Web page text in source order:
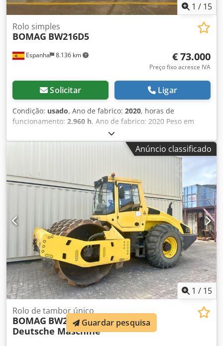
1 / 15
Espanha 8.136 km
Rolo simples
BOMAG BW216D5
€ 73.000
Preço fixo acresce IVA
Solicitar Ligar
Condição: usado, Ano de fabrico: 2020, horas de
funcionamento: 2.960 h, Ano de fabrico: 2020 Peso em
vazio: 16.000 kg Dimensões (C x L x A): 622 x 230 x 299 cm
Tipo de motor: Deutz DEUTZ TCD4.1 L-4 Cedpfx
Anúncio classificado
1 / 15
Rolo de tambor único
BOMAG BW213PDH-4 / 2012 BJ /
Deutsche Maschine
Guardar pesquisa